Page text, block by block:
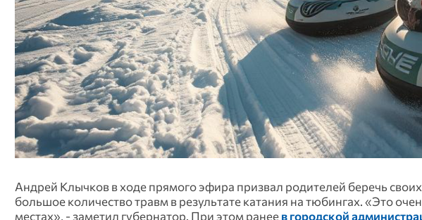
Андрей Клычков в ходе прямого эфира призвал родителей беречь
большое количество травм в результате катания на тюбингах. «Это
местах», - заметил губернатор. При этом ранее в городской